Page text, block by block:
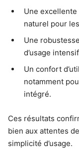
Une
naturel pour
Une
d’usage
Un confort
notamment
intégré.
Ces résultats
bien aux attentes
simplicité d’usage.